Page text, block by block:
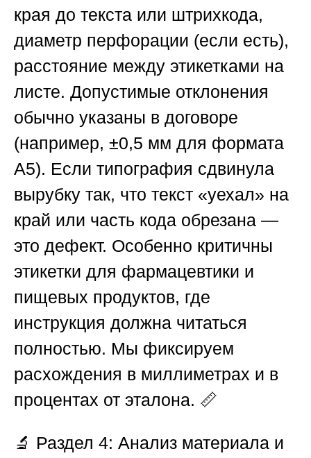
края до текста или штрихкода,
диаметр перфорации (если есть),
расстояние между этикетками на
листе. Допустимые отклонения
обычно указаны в договоре
(например, ±0,5 мм для формата
А5). Если типография сдвинула
вырубку так, что текст «уехал» на
край или часть кода обрезана —
это дефект. Особенно критичны
этикетки для фармацевтики и
пищевых продуктов, где
инструкция должна читаться
полностью. Мы фиксируем
расхождения в миллиметрах и в
процентах от эталона. 📏
🔬 Раздел 4: Анализ материала и